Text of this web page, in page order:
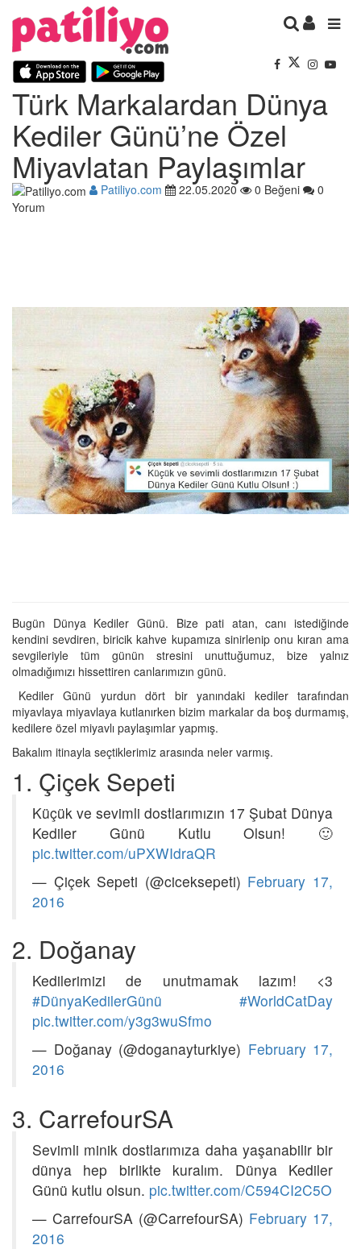
Türk Markalardan Dünya
Kediler Günü’ne Özel
Miyavlatan Paylaşımlar
Patiliyo.com 22.05.2020 0 Beğeni
0
Yorum
Bugün Dünya Kediler Günü. Bize pati atan, canı istediğinde
kendini sevdiren, biricik kahve kupamıza sinirlenip onu kıran ama
sevgileriyle tüm günün stresini unuttuğumuz, bize yalnız
olmadığımızı hissettiren canlarımızın günü.
Kediler Günü yurdun dört bir yanındaki kediler tarafından
miyavlaya miyavlaya kutlanırken bizim markalar da boş durmamış,
kedilere özel miyavlı paylaşımlar yapmış.
Bakalım itinayla seçtiklerimiz arasında neler varmış.
1. Çiçek Sepeti
Küçük ve sevimli dostlarımızın 17 Şubat Dünya
Kediler Günü Kutlu Olsun! 🙂
pic.twitter.com/uPXWIdraQR
— Çiçek Sepeti (@ciceksepeti) February 17,
2016
2. Doğanay
Kedilerimizi de unutmamak lazım! <3
#DünyaKedilerGünü
#WorldCatDay
pic.twitter.com/y3g3wuSfmo
— Doğanay (@doganayturkiye) February 17,
2016
3. CarrefourSA
Sevimli minik dostlarımıza daha yaşanabilir bir
dünya hep birlikte kuralım. Dünya Kediler
Günü kutlu olsun. pic.twitter.com/C594CI2C5O
— CarrefourSA (@CarrefourSA) February 17,
2016